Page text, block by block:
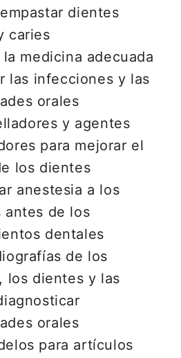
dientes
caries
medicina adecuada
las infecciones y las
orales
y agentes
para mejorar el
los dientes
anestesia a los
antes de los
dentales
de los
los dientes y las
orales
para artículos